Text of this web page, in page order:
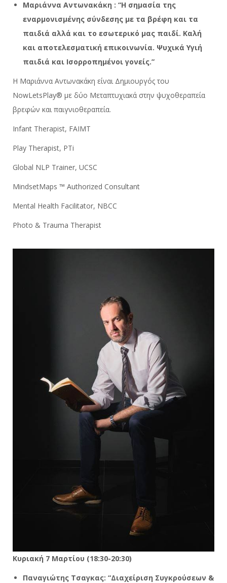
Μαριάννα Αντωνακάκη : “Η σημασία της
εναρμονισμένης σύνδεσης με τα βρέφη και τα
παιδιά αλλά και το εσωτερικό μας παιδί. Καλή
και αποτελεσματική επικοινωνία. Ψυχικά Υγιή
παιδιά και Ισορροπημένοι γονείς.”
Η Μαριάννα Αντωνακάκη είναι Δημιουργός του
NowLetsPlay® με δύο Μεταπτυχιακά στην ψυχοθεραπεία
βρεφών και παιγνιοθεραπεία.
Infant Therapist, FAIMT
Play Therapist, PTi
Global NLP Trainer, UCSC
MindsetMaps ™ Authorized Consultant
Mental Health Facilitator, NBCC
Photo & Trauma Therapist
Κυριακή 7 Μαρτίου (18:30-20:30)
Παναγιώτης Τσαγκας: “Διαχείριση Συγκρούσεων &